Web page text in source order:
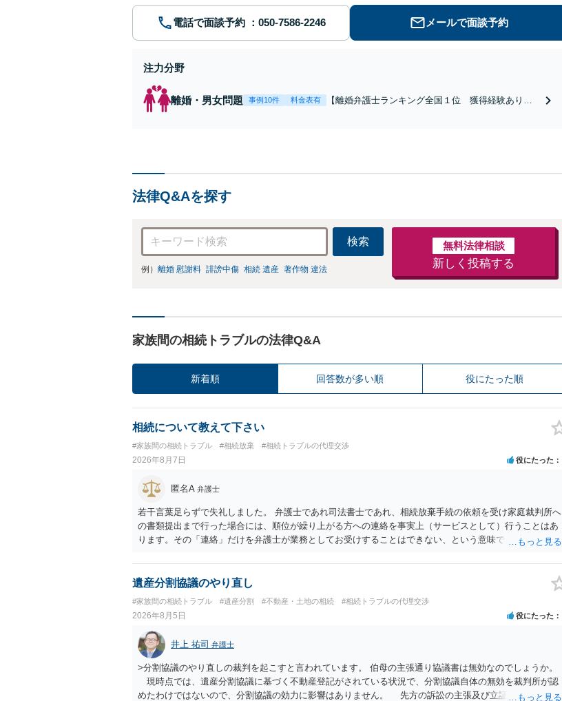
電話で面談予約 メールで面談予約
注力分野
離婚・男女問題 事例10件 料金表有
【離婚弁護士ランキング全国１位 獲得経験あり】
法律Q&Aを探す
検索
例） 離婚 慰謝料 誹謗中傷 相続 遺産 著作物 違法
無料法律相談
新しく投稿する
家族間の相続トラブルの法律Q&A
新着順 回答数が多い順 役にたった順
相続について教えて下さい
#家族間の相続トラブル #相続放棄 #相続トラブルの代理交渉
2026年8月7日 役にたった
匿名A 弁護士
若干言葉足らずで失礼しました。 弁護士であれ司法書士であれ、相続放棄手続の依頼を受け家庭裁判所へ
の書類提出まで行った場合には、順位が繰り上がる方への連絡を事実上（サービスとして）行うことはあ
ります。その「連絡」だけを弁護士が業務としてお受けすることはできない、という意味でした。
遺産分割協議のやり直し
#家族間の相続トラブル #遺産分割 #不動産・土地の相続 #相続トラブルの代理交渉
2026年8月5日 役にたった
井上 祐司 弁護士
>分割協議のやり直しの裁判を起こすと言われています。 伯母の主張通り協議書は無効なのでしょうか。
現時点では、遺産分割協議に基づく不動産登記がされている状況で、分割協議自体の無効を裁判所が認
めたわけではないので、分割協議の効力に影響はありません。 先方の訴訟の主張及び立証次第ですが、